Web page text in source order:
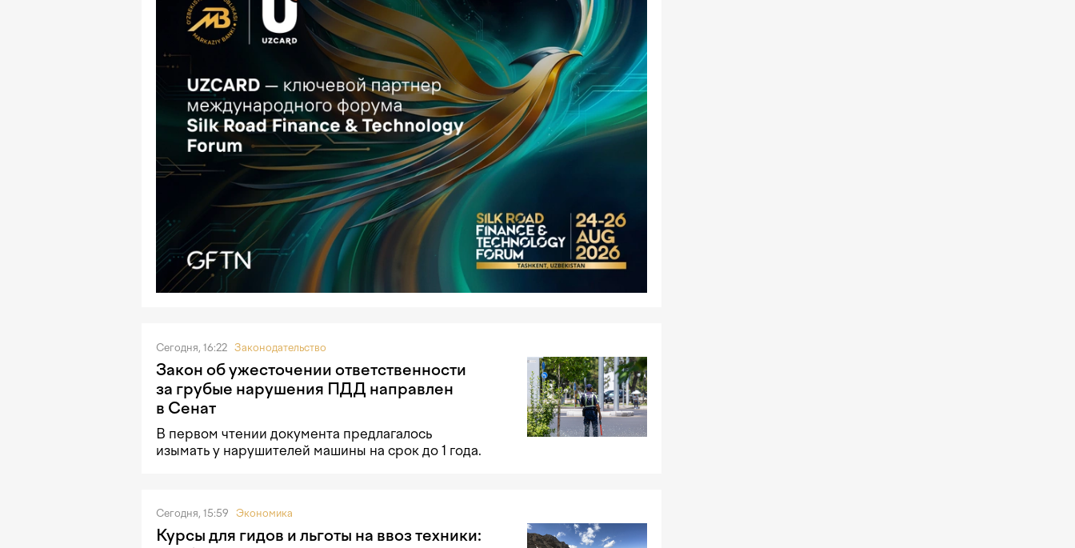
Сегодня, 16:22 Законодательство
Закон об ужесточении ответственности
за грубые нарушения ПДД направлен
в Сенат
В первом чтении документа предлагалось
изымать у нарушителей машины на срок до 1 года.
Сегодня, 15:59 Экономика
Курсы для гидов и льготы на ввоз техники: